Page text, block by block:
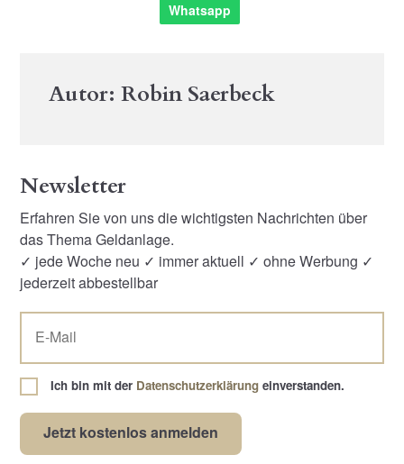
Whatsapp
Autor: Robin Saerbeck
Newsletter
Erfahren Sie von uns die wichtigsten Nachrichten über
das Thema Geldanlage.
✓ jede Woche neu ✓ immer aktuell ✓ ohne Werbung ✓
jederzeit abbestellbar
Ich bin mit der Datenschutzerklärung einverstanden.